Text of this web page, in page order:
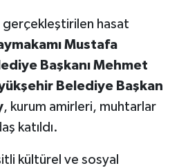
gerçekleştirilen hasat
Mustafa
Başkanı Mehmet
Belediye Başkan
, kurum amirleri, muhtarlar
katıldı.
kültürel ve sosyal